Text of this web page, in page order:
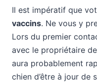
Il est impératif que
vaccins. Ne vous y
Lors du premier
avec le propriétaire
aura probablement
chien d’être à jour de